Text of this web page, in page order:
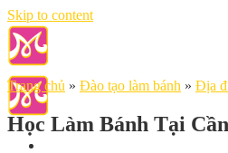
Skip to content
Trang chủ » Đào tạo làm bánh » Địa
Học Làm Bánh Tại